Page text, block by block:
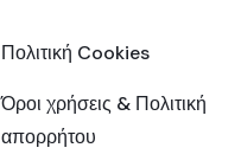
Πολιτική Cookies
Όροι χρήσεις & Πολιτική
απορρήτου